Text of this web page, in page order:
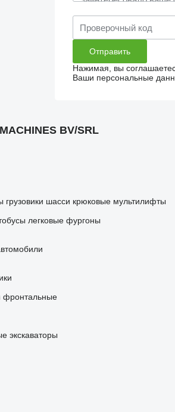
Нажимая, вы
Ваши персональные
BV/SRL
грузовики шасси крюковые мультилифты
легковые фургоны
фронтальные
экскаваторы